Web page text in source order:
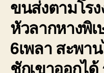
ขนส่งตามโรง
หัวลากหางพิเ
6เพลา สะพา
ชักเขาออกไ